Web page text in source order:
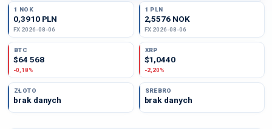
1 NOK
0,3910 PLN
FX 2026-08-06
1 PLN
2,5576 NOK
FX 2026-08-06
BTC
$64 568
-0,18%
XRP
$1,0440
-2,20%
ZŁOTO
brak danych
SREBRO
brak danych